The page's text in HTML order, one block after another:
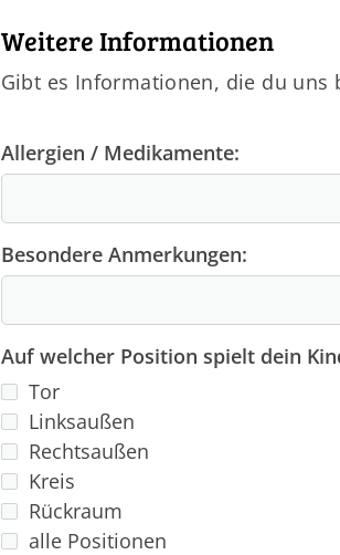
Weitere Informationen
Gibt es Informationen, die du
Allergien / Medikamente:
Besondere Anmerkungen:
Auf welcher Position spielt dein
Tor
Linksaußen
Rechtsaußen
Kreis
Rückraum
alle Positionen